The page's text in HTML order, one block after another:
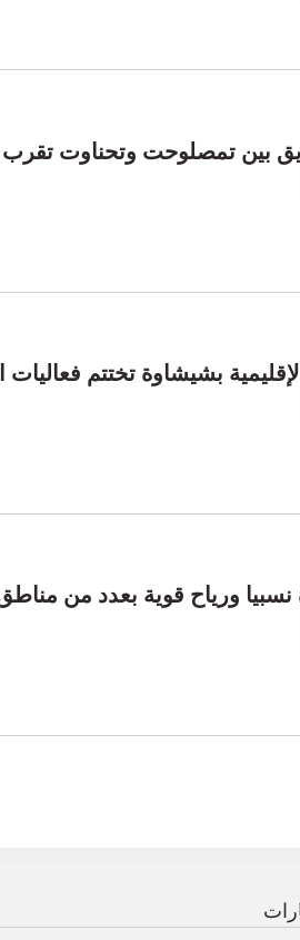
بين تمصلوحت وتحناوت تقرب
نسبيا ورياح قوية بعدد من